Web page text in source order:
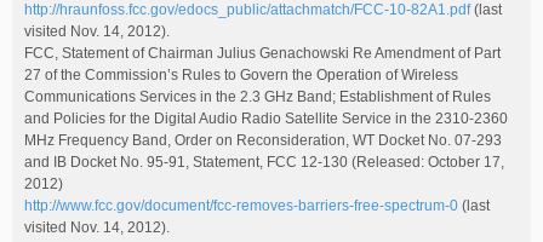
http://hraunfoss.fcc.gov/edocs_public/attachmatch/FCC-10-82A1.pdf(last
visited Nov. 14, 2012).
FCC, Statement of Chairman Julius Genachowski Re Amendment of Part
27 of the Commission’s Rules to Govern the Operation of Wireless
Communications Services in the 2.3 GHz Band; Establishment of Rules
and Policies for the Digital Audio Radio Satellite Service in the 2310-2360
MHz Frequency Band, Order on Reconsideration, WT Docket No. 07-293
and IB Docket No. 95-91, Statement, FCC 12-130 (Released: October 17,
2012)
http://www.fcc.gov/document/fcc-removes-barriers-free-spectrum-0 (last
visited Nov. 14, 2012).